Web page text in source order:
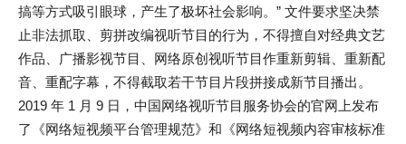
搞等方式吸引眼球，产生了极坏社会影响。” 文件要求坚决禁
止非法抓取、剪拼改编视听节目的行为，不得擅自对经典文艺
作品、广播影视节目、网络原创视听节目作重新剪辑、重新配
音、重配字幕，不得截取若干节目片段拼接成新节目播出。
2019 年 1 月 9 日，中国网络视听节目服务协会的官网上发布
了《网络短视频平台管理规范》和《网络短视频内容审核标准